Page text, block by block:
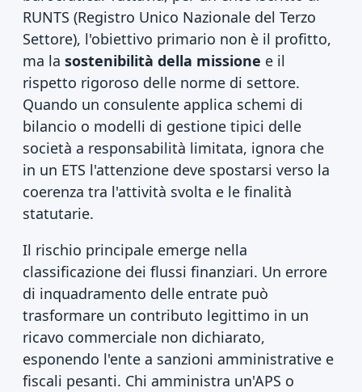
RUNTS (Registro Unico Nazionale del Terzo
Settore), l'obiettivo primario non è il profitto,
ma la sostenibilità della missione e il
rispetto rigoroso delle norme di settore.
Quando un consulente applica schemi di
bilancio o modelli di gestione tipici delle
società a responsabilità limitata, ignora che
in un ETS l'attenzione deve spostarsi verso la
coerenza tra l'attività svolta e le finalità
statutarie.
Il rischio principale emerge nella
classificazione dei flussi finanziari. Un errore
di inquadramento delle entrate può
trasformare un contributo legittimo in un
ricavo commerciale non dichiarato,
esponendo l'ente a sanzioni amministrative e
fiscali pesanti. Chi amministra un'APS o